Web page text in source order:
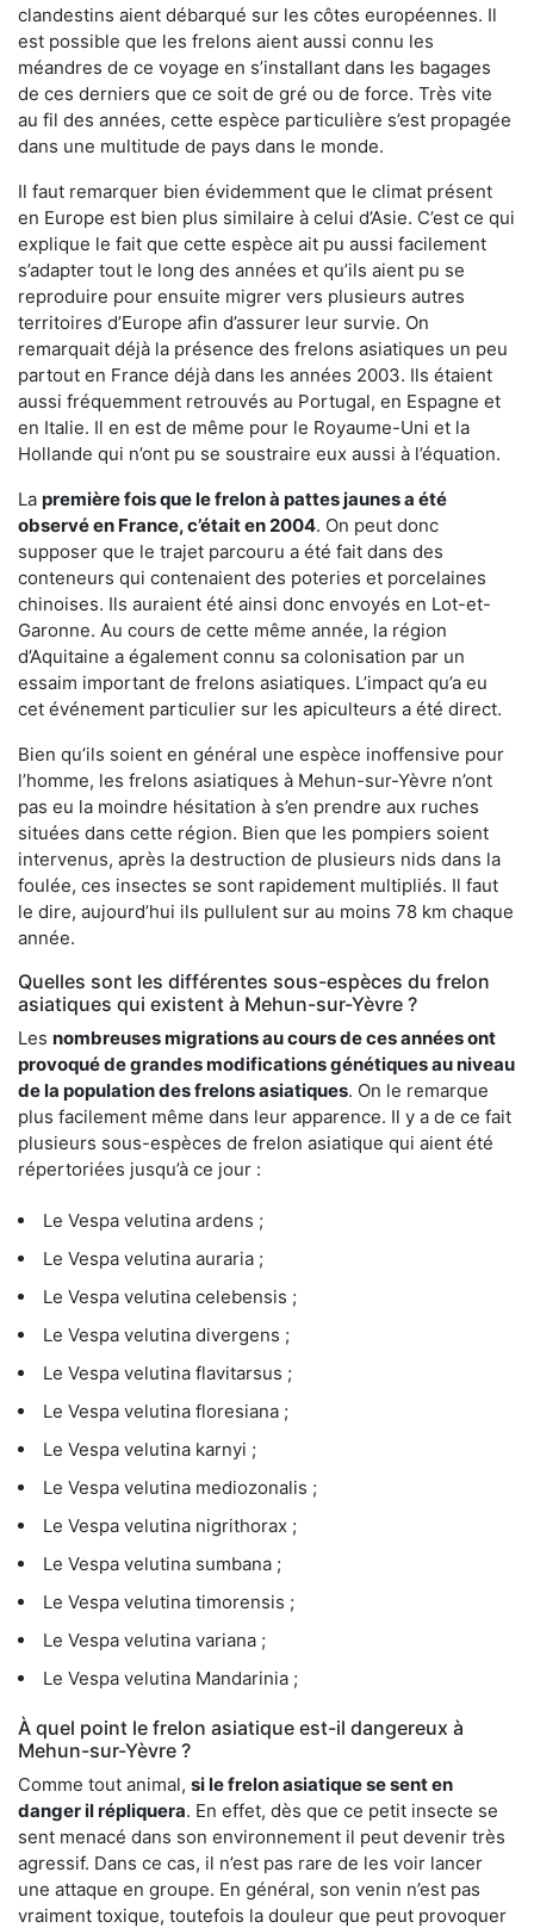
clandestins aient débarqué sur les côtes européennes. Il
est possible que les frelons aient aussi connu les
méandres de ce voyage en s’installant dans les bagages
de ces derniers que ce soit de gré ou de force. Très vite
au fil des années, cette espèce particulière s’est propagée
dans une multitude de pays dans le monde.
Il faut remarquer bien évidemment que le climat présent
en Europe est bien plus similaire à celui d’Asie. C’est ce qui
explique le fait que cette espèce ait pu aussi facilement
s’adapter tout le long des années et qu’ils aient pu se
reproduire pour ensuite migrer vers plusieurs autres
territoires d’Europe afin d’assurer leur survie. On
remarquait déjà la présence des frelons asiatiques un peu
partout en France déjà dans les années 2003. Ils étaient
aussi fréquemment retrouvés au Portugal, en Espagne et
en Italie. Il en est de même pour le Royaume-Uni et la
Hollande qui n’ont pu se soustraire eux aussi à l’équation.
La première fois que le frelon à pattes jaunes a été
observé en France, c’était en 2004. On peut donc
supposer que le trajet parcouru a été fait dans des
conteneurs qui contenaient des poteries et porcelaines
chinoises. Ils auraient été ainsi donc envoyés en Lot-et-
Garonne. Au cours de cette même année, la région
d’Aquitaine a également connu sa colonisation par un
essaim important de frelons asiatiques. L’impact qu’a eu
cet événement particulier sur les apiculteurs a été direct.
Bien qu’ils soient en général une espèce inoffensive pour
l’homme, les frelons asiatiques à Mehun-sur-Yèvre n’ont
pas eu la moindre hésitation à s’en prendre aux ruches
situées dans cette région. Bien que les pompiers soient
intervenus, après la destruction de plusieurs nids dans la
foulée, ces insectes se sont rapidement multipliés. Il faut
le dire, aujourd’hui ils pullulent sur au moins 78 km chaque
année.
Quelles sont les différentes sous-espèces du frelon
asiatiques qui existent à Mehun-sur-Yèvre ?
Les nombreuses migrations au cours de ces années ont
provoqué de grandes modifications génétiques au niveau
de la population des frelons asiatiques. On le remarque
plus facilement même dans leur apparence. Il y a de ce fait
plusieurs sous-espèces de frelon asiatique qui aient été
répertoriées jusqu’à ce jour :
Le Vespa velutina ardens ;
Le Vespa velutina auraria ;
Le Vespa velutina celebensis ;
Le Vespa velutina divergens ;
Le Vespa velutina flavitarsus ;
Le Vespa velutina floresiana ;
Le Vespa velutina karnyi ;
Le Vespa velutina mediozonalis ;
Le Vespa velutina nigrithorax ;
Le Vespa velutina sumbana ;
Le Vespa velutina timorensis ;
Le Vespa velutina variana ;
Le Vespa velutina Mandarinia ;
À quel point le frelon asiatique est-il dangereux à
Mehun-sur-Yèvre ?
Comme tout animal, si le frelon asiatique se sent en
danger il répliquera. En effet, dès que ce petit insecte se
sent menacé dans son environnement il peut devenir très
agressif. Dans ce cas, il n’est pas rare de les voir lancer
une attaque en groupe. En général, son venin n’est pas
vraiment toxique, toutefois la douleur que peut provoquer